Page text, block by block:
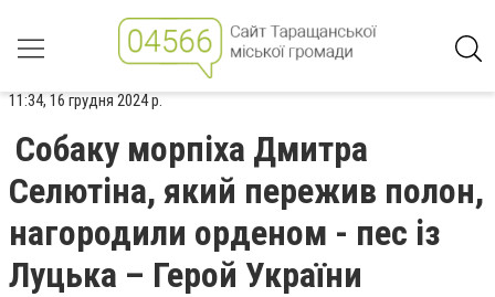
11:34, 16 грудня 2024 р.
Собаку морпіха Дмитра
Селютіна, який пережив полон,
нагородили орденом - пес із
Луцька – Герой України